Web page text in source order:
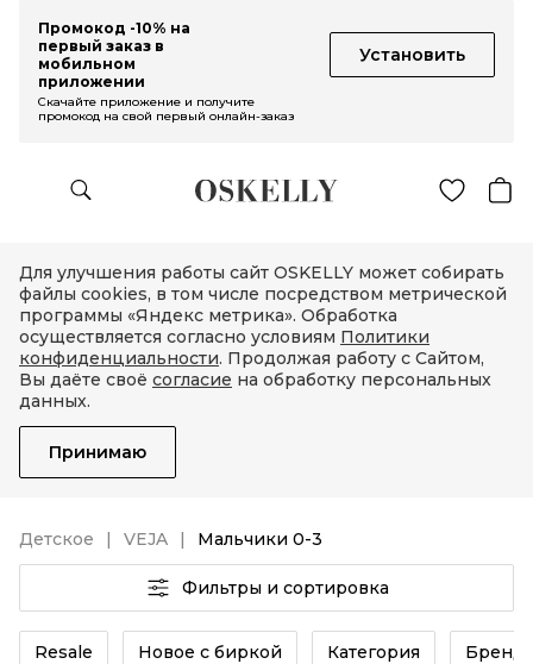
Промокод -10% на
первый заказ в
мобильном
приложении
Установить
Скачайте приложение и получите
промокод на свой первый онлайн-заказ
Для улучшения работы сайт OSKELLY может собирать
файлы cookies, в том числе посредством метрической
программы «Яндекс метрика». Обработка
осуществляется согласно условиям Политики
конфиденциальности. Продолжая работу с Сайтом,
Вы даёте своё согласие на обработку персональных
данных.
Принимаю
Детское VEJA Мальчики 0-3
Фильтры и сортировка
Resale Новое с биркой Категория Бренд